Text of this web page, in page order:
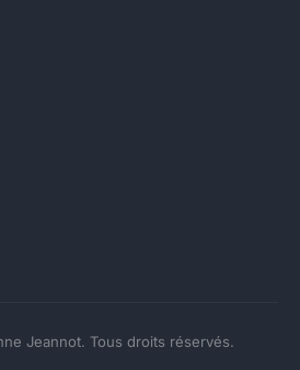
Jeannot. Tous droits réservés.